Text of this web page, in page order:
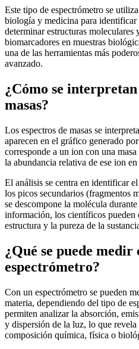
Este tipo de espectrómetro se
biología y medicina para identificar
determinar estructuras moleculares
biomarcadores en muestras
una de las herramientas más
avanzado.
¿Cómo se interpretan
masas?
Los espectros de masas se
aparecen en el gráfico generado
corresponde a un ion con una
la abundancia relativa de ese ion en
El análisis se centra en identificar
los picos secundarios (fragmentos
se descompone la molécula
información, los científicos
estructura y la pureza de la
¿Qué se puede medir
espectrómetro?
Con un espectrómetro se pueden
materia, dependiendo del tipo de
permiten analizar la absorción,
y dispersión de la luz, lo que
composición química, física o